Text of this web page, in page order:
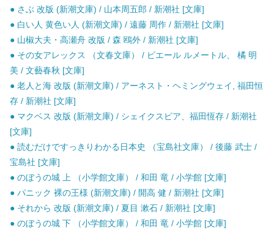
● さぶ 改版 (新潮文庫) / 山本周五郎 / 新潮社 [文庫]
● 白い人 黄色い人 (新潮文庫) / 遠藤 周作 / 新潮社 [文庫]
● 山椒大夫・高瀬舟 改版 / 森 鴎外 / 新潮社 [文庫]
● その女アレックス （文春文庫） / ピエール ルメートル、 橘 明
美 / 文藝春秋 [文庫]
● 老人と海 改版 (新潮文庫) / アーネスト・ヘミングウェイ, 福田恒
存 / 新潮社 [文庫]
● マクベス 改版 (新潮文庫) / シェイクスピア、福田恆存 / 新潮社
[文庫]
● 読むだけですっきりわかる日本史 （宝島社文庫） / 後藤 武士 /
宝島社 [文庫]
● のぼうの城 上 （小学館文庫） / 和田 竜 / 小学館 [文庫]
● パニック 裸の王様 (新潮文庫) / 開高 健 / 新潮社 [文庫]
● それから 改版 (新潮文庫) / 夏目 漱石 / 新潮社 [文庫]
● のぼうの城 下 （小学館文庫） / 和田 竜 / 小学館 [文庫]